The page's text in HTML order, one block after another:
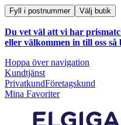
Fyll i postnummer Välj butik
Du vet väl att vi har
eller välkommen in till oss
Hoppa över navigation
Kundtjänst
PrivatkundFöretagskund
Mina Favoriter